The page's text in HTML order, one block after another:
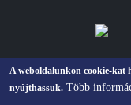
A weboldalunkon cookie-kat
nyújthassuk. Több